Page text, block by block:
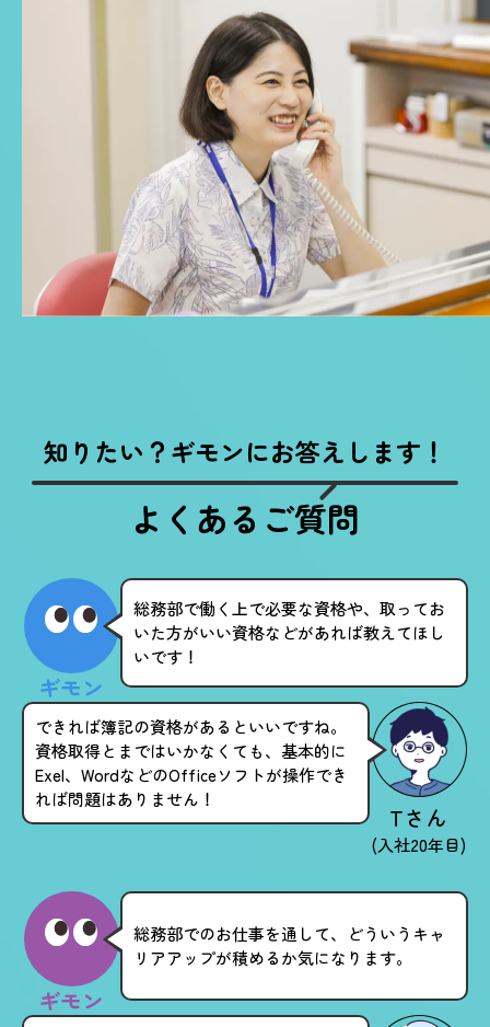
知りたい？ギモンにお答えします！
よくあるご質問
ギモン
総務部で働く上で必要な資格や、取ってお
いた方がいい資格などがあれば教えてほし
いです！
Tさん
(入社20年目)
できれば簿記の資格があるといいですね。
資格取得とまではいかなくても、基本的に
Exel、WordなどのOfficeソフトが操作でき
れば問題はありません！
ギモン
総務部でのお仕事を通して、どういうキャ
リアアップが積めるか気になります。